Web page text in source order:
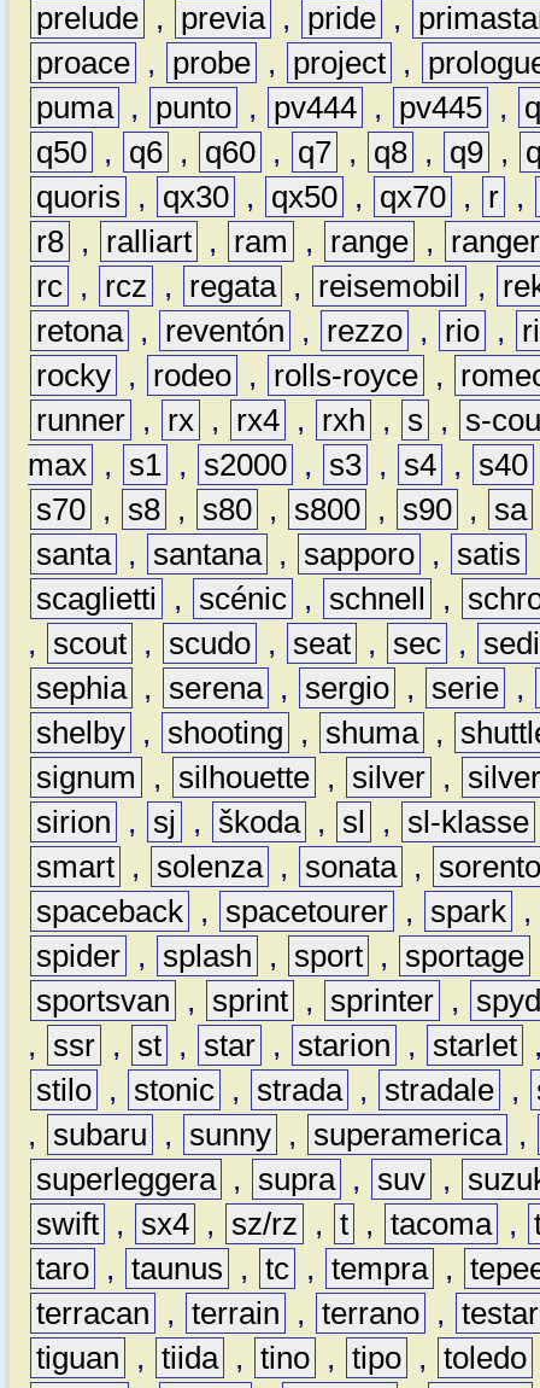
prelude , previa , pride ,
proace , probe , project ,
puma , punto , pv444 , pv445 ,
q50 , q6 , q60 , q7 , q8 , q9 ,
quoris
, qx30 , qx50 , qx70 , r ,
r8 , ralliart , ram , range ,
ranger
rc , rcz , regata , reisemobil ,
retona , reventón , rezzo , rio ,
rocky , rodeo , rolls-royce ,
runner , rx , rx4 , rxh , s ,
s-
max , s1 , s2000 , s3 , s4 , s40
s70 , s8 , s80 , s800 , s90 , sa
santa , santana , sapporo , satis
scaglietti
, scénic , schnell ,
,
scout , scudo , seat , sec ,
sephia , serena , sergio , serie ,
shelby , shooting , shuma ,
signum
, silhouette , silver ,
sirion
, sj , škoda , sl , sl-klasse
smart , solenza , sonata ,
spaceback , spacetourer , spark ,
spider , splash , sport , sportage
sportsvan
, sprint , sprinter ,
,
ssr , st , star , starion , starlet
stilo , stonic , strada , stradale ,
,
subaru , sunny , superamerica ,
superleggera , supra , suv ,
swift , sx4 , sz/rz , t , tacoma ,
taro , taunus , tc , tempra ,
terracan
, terrain , terrano ,
tiguan
, tiida , tino , tipo , toledo